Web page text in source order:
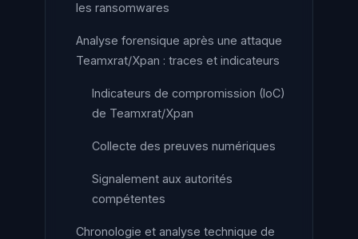
les ransomwares
Analyse forensique après une attaque
Teamxrat/Xpan : traces et indicateurs
Indicateurs de compromission (IoC)
de Teamxrat/Xpan
Collecte des preuves numériques
Signalement aux autorités
compétentes
Chronologie et analyse technique de